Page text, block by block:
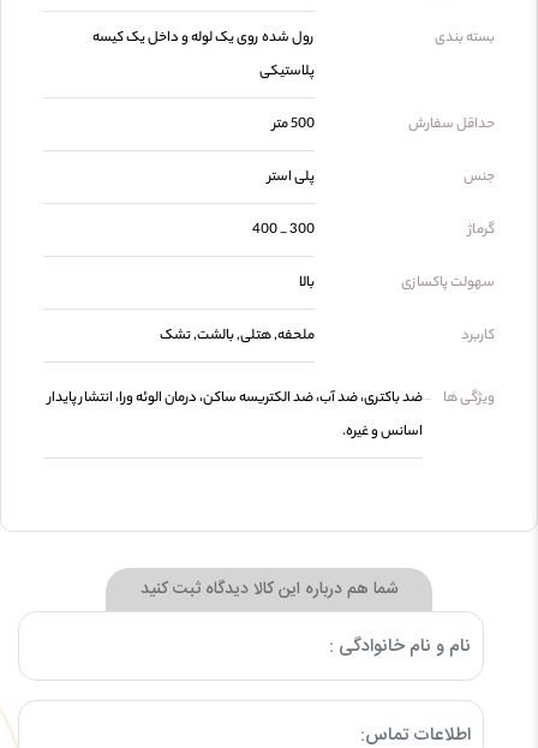
بسته بندی
رول شده روی یک لوله و داخل یک کیسه
پلاستیکی
حداقل سفارش 500 متر
جنس پلی استر
گرماژ 300 _ 400
سهولت پاکسازی بالا
کاربرد ملحفه, هتلی, بالشت, تشک
ویژگی ها
ضد باکتری، ضد آب، ضد الکتریسه ساکن، درمان الوئه ورا، انتشار پایدار
اسانس و غیره.
شما هم درباره این کالا دیدگاه ثبت کنید